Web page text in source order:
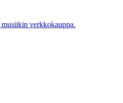
verkkokauppa.